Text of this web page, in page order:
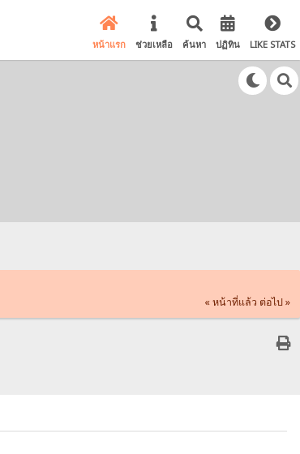
หน้าแรก ช่วยเหลือ ค้นหา ปฏิทิน LIKE STATS
« หน้าที่แล้ว ต่อไป »